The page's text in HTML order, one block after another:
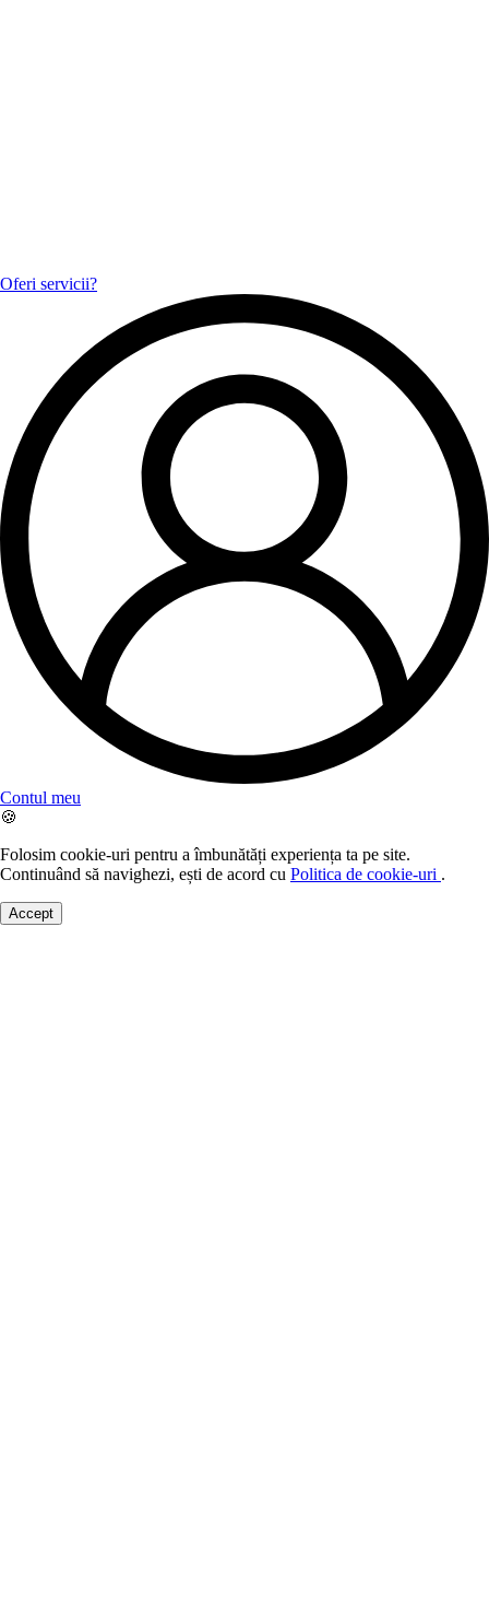
Oferi servicii?
Contul meu
🍪
Folosim cookie-uri pentru a îmbunătăți experiența ta pe site.
Continuând să navighezi, ești de acord cu Politica de cookie-uri .
Accept